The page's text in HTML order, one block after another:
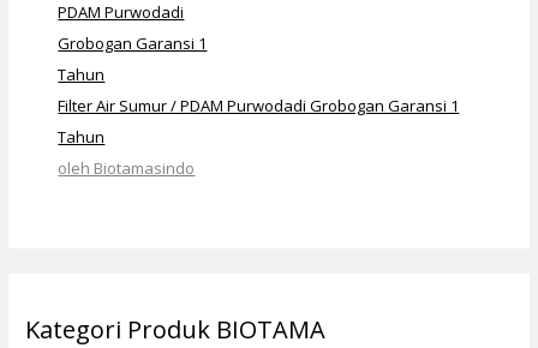
Filter Air Sumur / PDAM Purwodadi Grobogan Garansi 1
Tahun
oleh Biotamasindo
Kategori Produk BIOTAMA